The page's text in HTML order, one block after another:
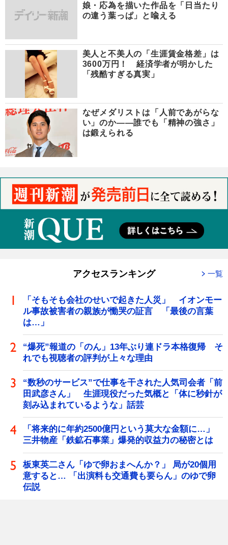
娘・応為を描いた作品を「日当たり
の違う葉っぱ」と喩える
美人と不美人の「生涯賃金格差」は
3600万円！ 経済学者が明かした
「残酷すぎる真実」
なぜメダリストは「人前であがらな
い」のか――誰でも「精神の強さ」
は鍛えられる
アクセスランキング 一覧
「そもそも会社のせいで起きた人災」 イオンモー
ル事故被害者の親族が慟哭の証言 「最後の言葉
は…」
“爆死”報道の「のん」13年ぶり連ドラ本格復帰 そ
れでも視聴者の評判が上々な理由
“数秒のサービス”で仕事を干された人気司会者「前
田武彦さん」 生涯現役だった気概と「体に秒針が
刻み込まれているような」話芸
「将来的に年約2500億円という莫大な金額に…」
三井物産「鉄鉱石事業」爆発的収益力の秘密とは
板東英二さん「ゆで卵おまへんか？」 局が20個用
意すると… 「出演料も交通費も要らん」のゆで卵
伝説